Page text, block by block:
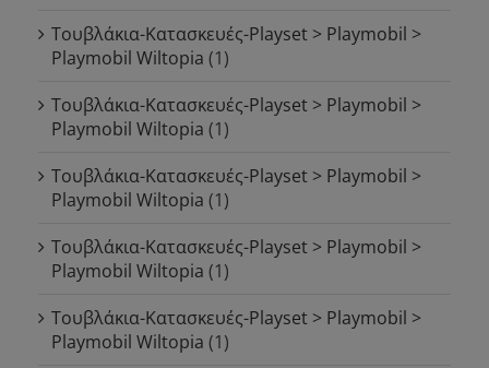
Τουβλάκια-Κατασκευές-Playset > Playmobil >
Playmobil Wiltopia (1)
Τουβλάκια-Κατασκευές-Playset > Playmobil >
Playmobil Wiltopia (1)
Τουβλάκια-Κατασκευές-Playset > Playmobil >
Playmobil Wiltopia (1)
Τουβλάκια-Κατασκευές-Playset > Playmobil >
Playmobil Wiltopia (1)
Τουβλάκια-Κατασκευές-Playset > Playmobil >
Playmobil Wiltopia (1)